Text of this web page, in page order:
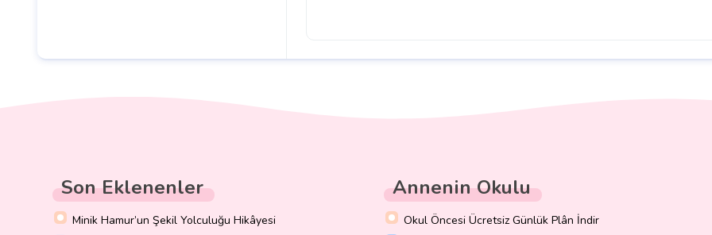
Son Eklenenler
Minik Hamur’un Şekil Yolculuğu Hikâyesi
Annenin Okulu
Okul Öncesi Ücretsiz Günlük Plân İndir